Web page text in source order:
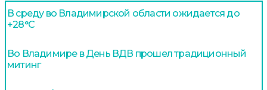
В среду во Владимирской области ожидается до
+28°С
Во Владимире в День ВДВ прошел традиционный
митинг